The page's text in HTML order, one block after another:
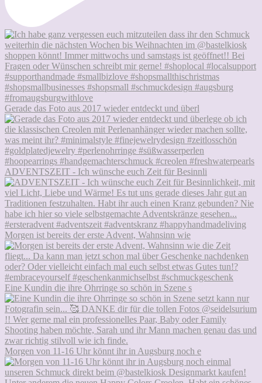
Gerade das Foto aus 2017 wieder entdeckt und überl
ADVENTSZEIT - Ich wünsche euch Zeit für Besinnli
Morgen ist bereits der erste Advent, Wahnsinn wie
Eine Kundin die ihre Ohrringe so schön in Szene s
Morgen von 11-16 Uhr könnt ihr in Augsburg noch e